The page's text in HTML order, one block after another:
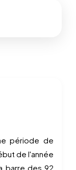
de l'année
barre des 92